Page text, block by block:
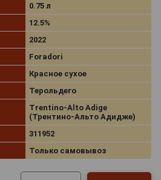
0.75 л
12.5%
2022
Foradori
Красное сухое
Терольдего
Trentino-Alto Adige
(Трентино-Альто Адидже)
311952
Только самовывоз